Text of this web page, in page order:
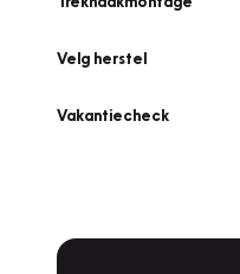
Velg herstel
Vakantiecheck